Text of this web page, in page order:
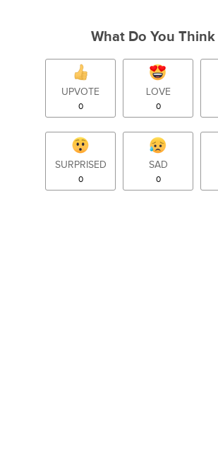
What Do You Think
UPVOTE
0
LOVE
0
SURPRISED
0
SAD
0